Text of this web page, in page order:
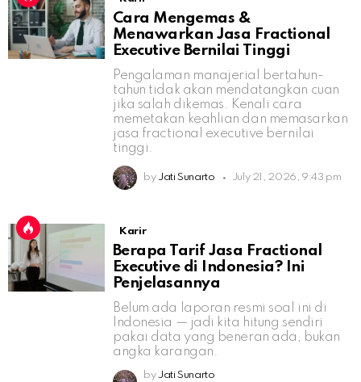
Cara Mengemas &
Menawarkan Jasa Fractional
Executive Bernilai Tinggi
Pengalaman manajerial bertahun-
tahun tidak akan mendatangkan cuan
jika salah dikemas. Kenali cara
memetakan keahlian dan memasarkan
jasa fractional executive bernilai
tinggi.
by Jati Sunarto July 21, 2026, 9:43 pm
Karir
Berapa Tarif Jasa Fractional
Executive di Indonesia? Ini
Penjelasannya
Belum ada laporan resmi soal ini di
Indonesia — jadi kita hitung sendiri
pakai data yang beneran ada, bukan
angka karangan.
by Jati Sunarto